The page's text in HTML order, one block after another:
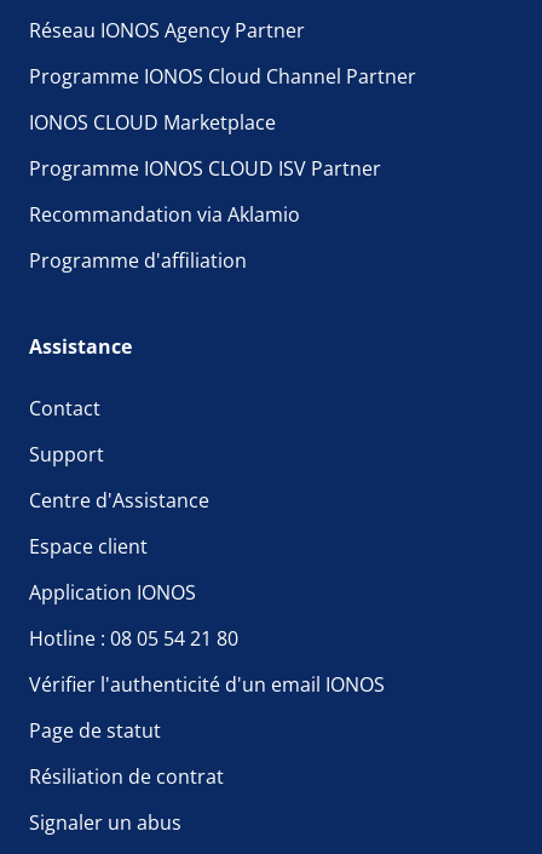
Réseau IONOS Agency Partner
Programme IONOS Cloud Channel Partner
IONOS CLOUD Marketplace
Programme IONOS CLOUD ISV Partner
Recommandation via Aklamio
Programme d'affiliation
Assistance
Contact
Support
Centre d'Assistance
Espace client
Application IONOS
Hotline : 08 05 54 21 80
Vérifier l'authenticité d'un email IONOS
Page de statut
Résiliation de contrat
Signaler un abus